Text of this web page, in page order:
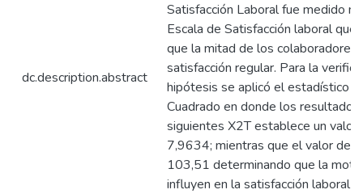
dc.description.abstract
Satisfacción Laboral fue medido
Escala de Satisfacción laboral que
que la mitad de los colaboradores
satisfacción regular. Para la
hipótesis se aplicó el estadístico
Cuadrado en donde los
siguientes X2T establece un valor
7,9634; mientras que el valor de
103,51 determinando que la
influyen en la satisfacción laboral